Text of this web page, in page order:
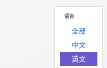
语言
全部
中文
英文